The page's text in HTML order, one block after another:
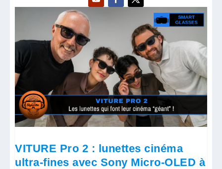
VITURE Pro 2 : lunettes cinéma
ultra-fines avec Sony Micro-OLED à